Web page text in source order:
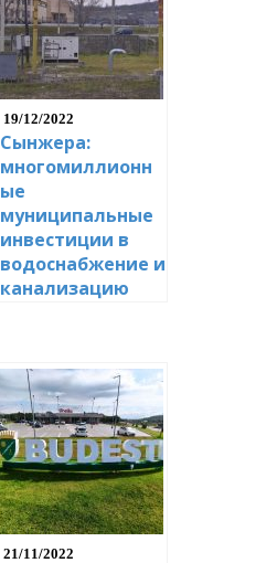
19/12/2022
Сынжера:
многомиллионн
ые
муниципальные
инвестиции в
водоснабжение и
канализацию
21/11/2022